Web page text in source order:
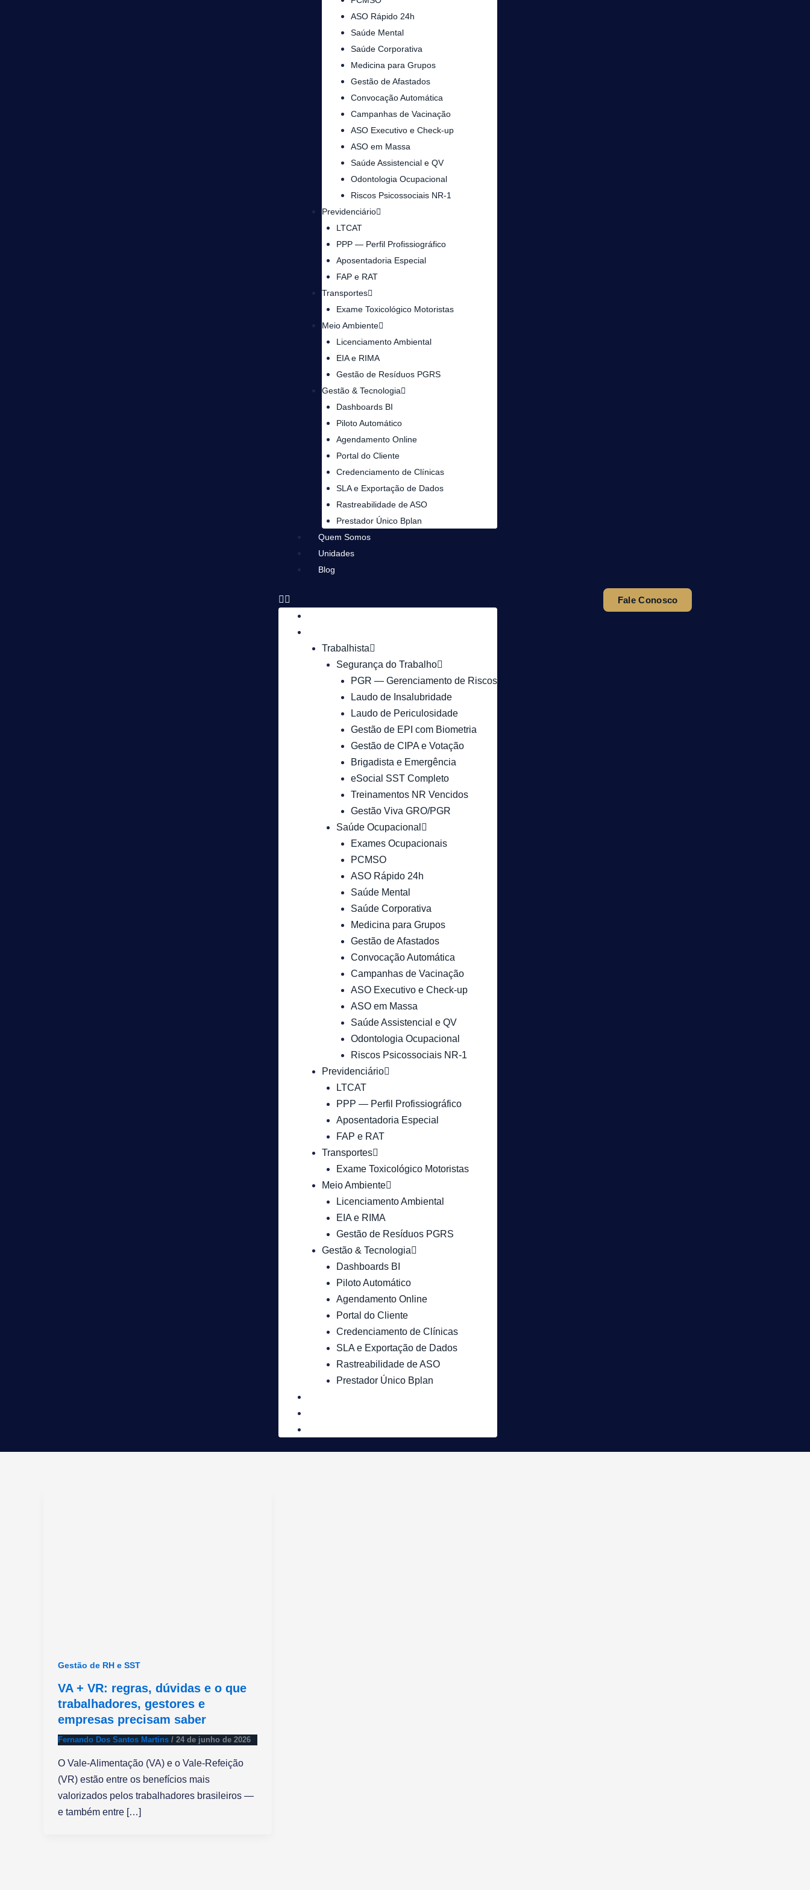
ASO Rápido 24h
Saúde Mental
Saúde Corporativa
Medicina para Grupos
Gestão de Afastados
Convocação Automática
Campanhas de Vacinação
ASO Executivo e Check-up
ASO em Massa
Saúde Assistencial e QV
Odontologia Ocupacional
Riscos Psicossociais NR-1
Previdenciário
LTCAT
PPP — Perfil Profissiográfico
Aposentadoria Especial
FAP e RAT
Transportes
Exame Toxicológico Motoristas
Meio Ambiente
Licenciamento Ambiental
EIA e RIMA
Gestão de Resíduos PGRS
Gestão & Tecnologia
Dashboards BI
Piloto Automático
Agendamento Online
Portal do Cliente
Credenciamento de Clínicas
SLA e Exportação de Dados
Rastreabilidade de ASO
Prestador Único Bplan
Quem Somos
Unidades
Blog
Trabalhista
Segurança do Trabalho
PGR — Gerenciamento de Riscos
Laudo de Insalubridade
Laudo de Periculosidade
Gestão de EPI com Biometria
Gestão de CIPA e Votação
Brigadista e Emergência
eSocial SST Completo
Treinamentos NR Vencidos
Gestão Viva GRO/PGR
Saúde Ocupacional
Exames Ocupacionais
PCMSO
ASO Rápido 24h
Saúde Mental
Saúde Corporativa
Medicina para Grupos
Gestão de Afastados
Convocação Automática
Campanhas de Vacinação
ASO Executivo e Check-up
ASO em Massa
Saúde Assistencial e QV
Odontologia Ocupacional
Riscos Psicossociais NR-1
Previdenciário
LTCAT
PPP — Perfil Profissiográfico
Aposentadoria Especial
FAP e RAT
Transportes
Exame Toxicológico Motoristas
Meio Ambiente
Licenciamento Ambiental
EIA e RIMA
Gestão de Resíduos PGRS
Gestão & Tecnologia
Dashboards BI
Piloto Automático
Agendamento Online
Portal do Cliente
Credenciamento de Clínicas
SLA e Exportação de Dados
Rastreabilidade de ASO
Prestador Único Bplan
Fale Conosco
Gestão de RH e SST
VA + VR: regras, dúvidas e o que
trabalhadores, gestores e
empresas precisam saber
Fernando Dos Santos Martins / 24 de junho de 2026
O Vale-Alimentação (VA) e o Vale-Refeição
(VR) estão entre os benefícios mais
valorizados pelos trabalhadores brasileiros —
e também entre […]